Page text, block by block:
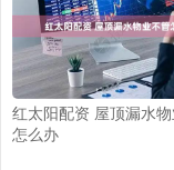
红太阳配资 屋顶漏水
怎么办